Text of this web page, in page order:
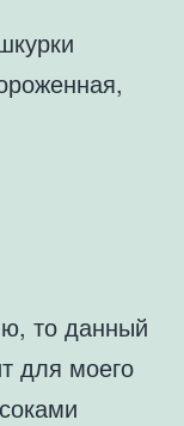
то данный
для моего